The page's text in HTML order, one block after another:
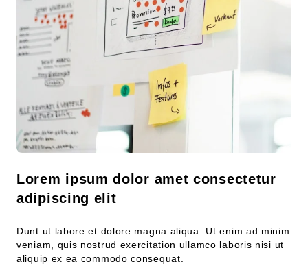
Lorem ipsum dolor amet consectetur
adipiscing elit
Dunt ut labore et dolore magna aliqua. Ut enim ad minim
veniam, quis nostrud exercitation ullamco laboris nisi ut
aliquip ex ea commodo consequat.